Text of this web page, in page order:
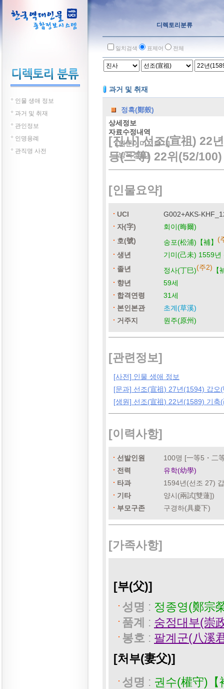
인물 생애 정보
과거 및 취재
관인정보
인명용례
관직명 사전
디렉토리분류
일치검색 표제어 전체
과거 및 취재
정혹(鄭㷤)
상세정보
자료수정내역
[원문이미지보기]
[방목정보]
[진사] 선조(宣祖) 22
등(三等) 22위(52/100)
[인물요약]
UCI
G002+AKS-
자(字)
회이(晦爾)
호(號)
송포(松浦)【補】 (
생년
기미(己未) 1559년
졸년
정사(丁巳)(주2)
향년
59세
합격연령
31세
본인본관
초계(草溪)
거주지
원주(原州)
[관련정보]
[사전] 인물 생애 정보
[문과] 선조(宣祖) 27년(1594) 갑
[생원] 선조(宣祖) 22년(1589) 기
[이력사항]
선발인원
100명 [一等5・二
전력
유학(幼學)
타과
1594년(선조 27)
기타
양시(兩試[雙蓮])
부모구존
구경하(具慶下)
[가족사항]
[부(父)]
성명 : 정종영(鄭宗
품계 : 숭정대부(崇
봉호 : 팔계군(八溪
[처부(妻父)]
성명 : 권수(權守)【